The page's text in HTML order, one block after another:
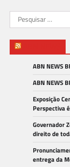
Pesquisar
por:
ABN NEWS
ABN NEWS
Exposição
Perspectiva
Governador
direito de
entrega da